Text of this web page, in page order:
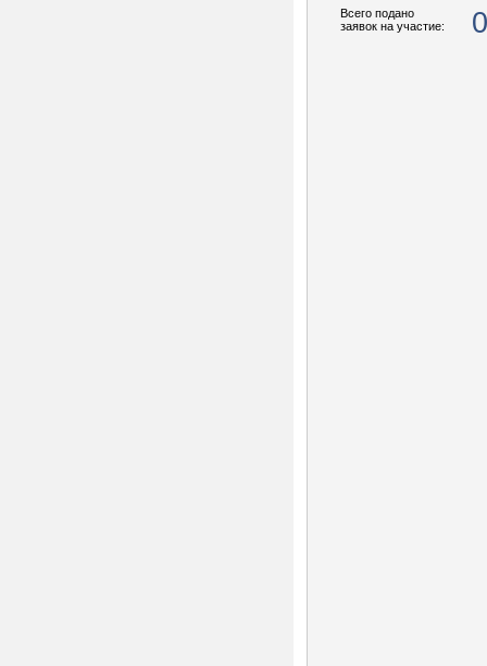
Всего подано
заявок на участие:
0